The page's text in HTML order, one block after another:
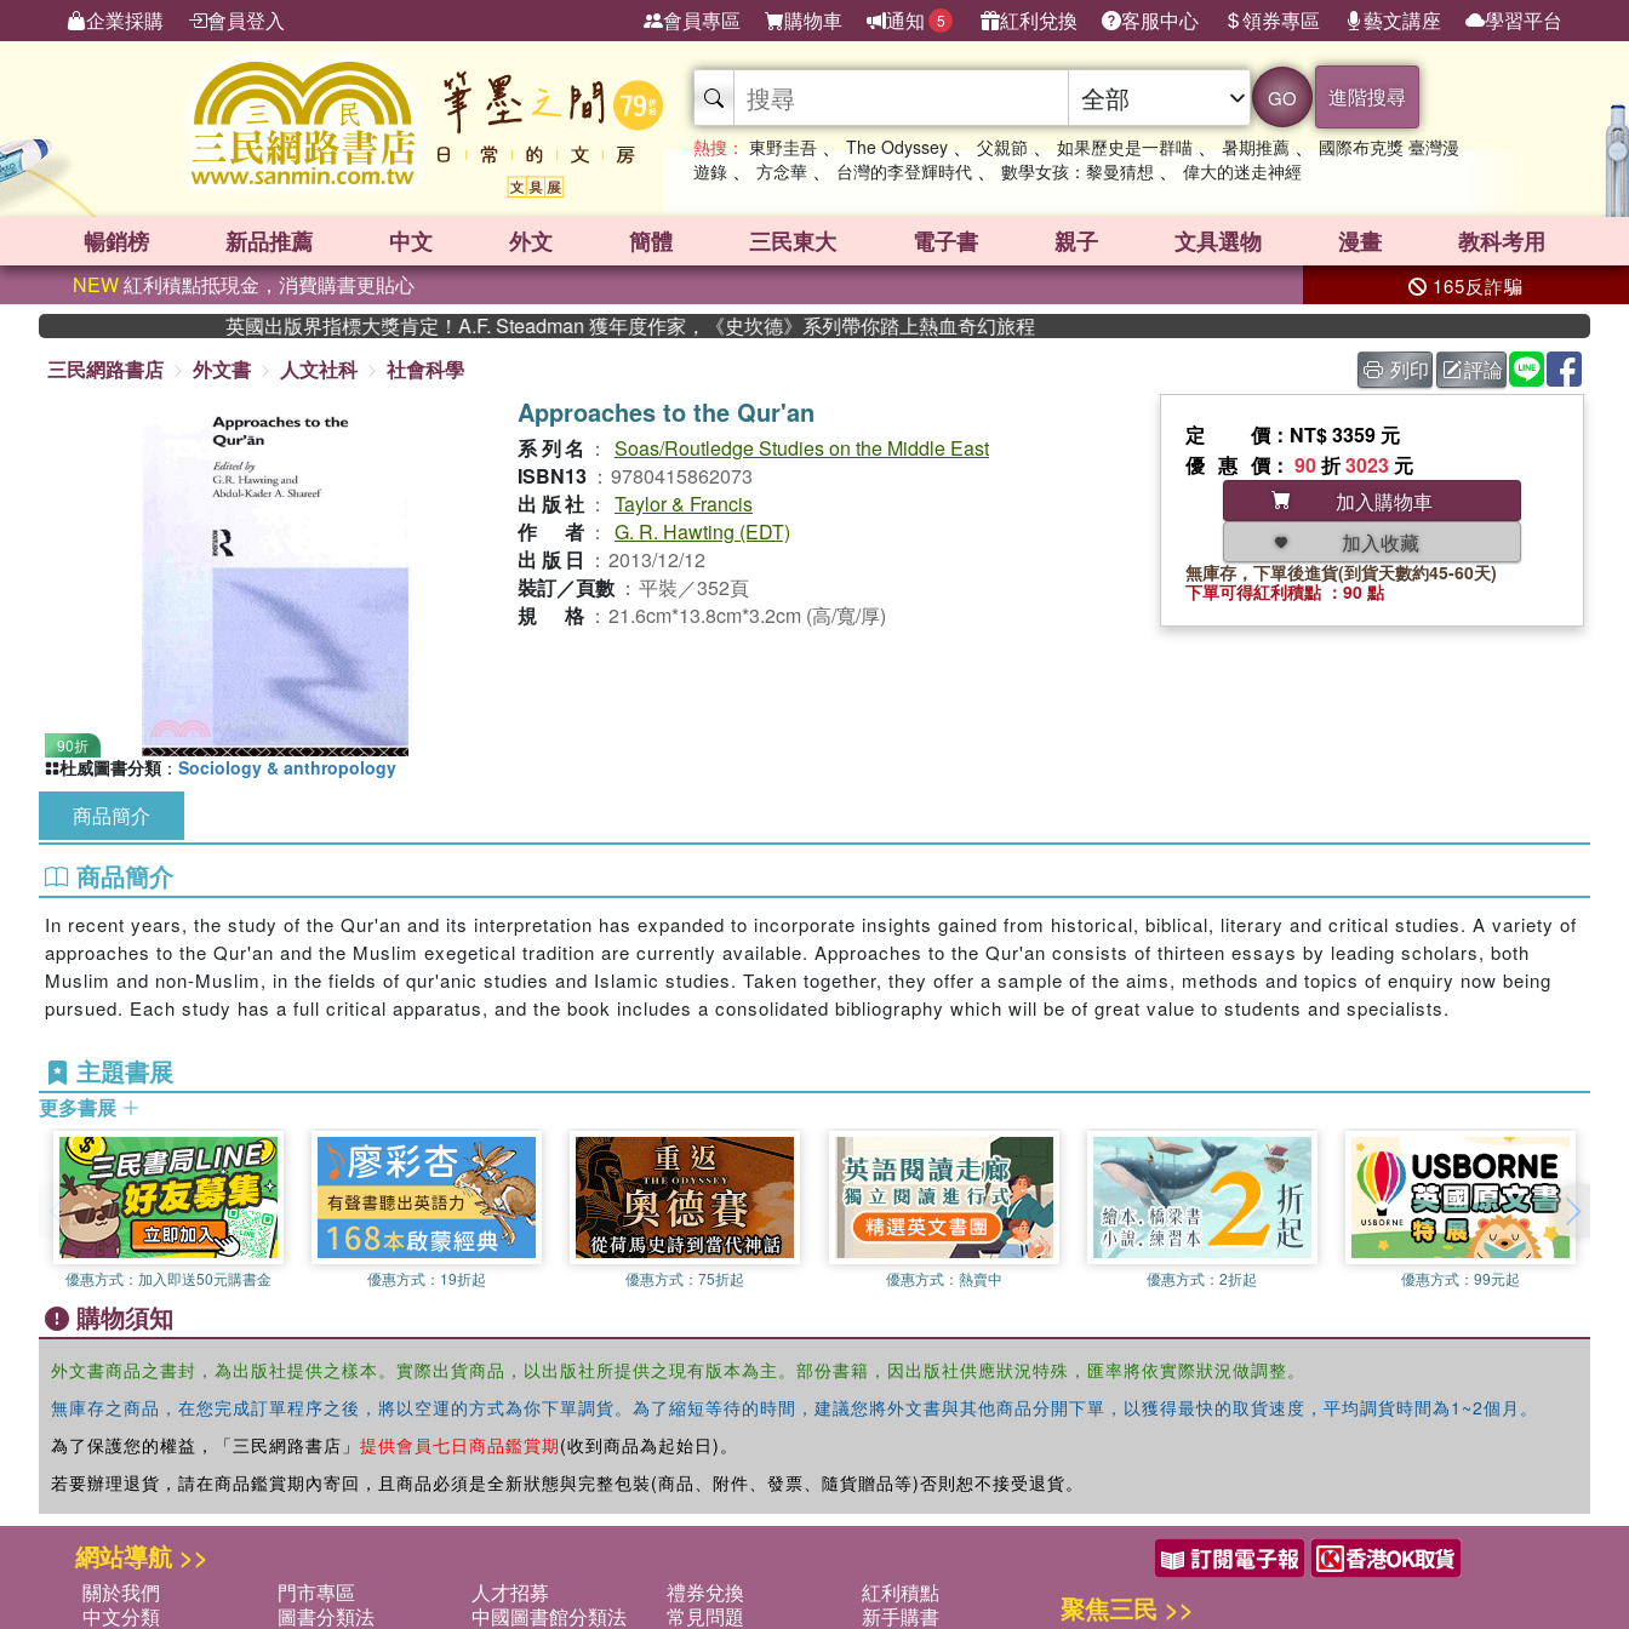
企業採購 會員登入 會員專區 購物車 通知 5 紅利兌換 客服中心 領券專區 藝文講座 學習平台
GO 進階搜尋
熱搜： 東野圭吾 、 The Odyssey 、 父親節 、 如果歷史是一群喵 、 暑期推薦 、 國際布克獎 臺灣漫
遊錄 、 方念華 、 台灣的李登輝時代 、 數學女孩：黎曼猜想 、 偉大的迷走神經
暢銷榜 新品推薦 中文 外文 簡體 三民東大 電子書 親子 文具選物 漫畫 教科考用
NEW紅利積點抵現金，消費購書更貼心 165反詐騙
英國出版界指標大獎肯定！A.F. Steadman 獲年度作家，《史坎德》系列帶你踏上熱血奇幻旅程
三民網路書店
外文書 人文社科 社會科學 列印 評論
90折
Approaches to the Qur'an
系列名 ： Soas/Routledge Studies on the Middle East
ISBN13 ： 9780415862073
出版社 ： Taylor & Francis
作者 ： G. R. Hawting (EDT)
出版日 ： 2013/12/12
裝訂／頁數 ： 平裝／352頁
規格 ： 21.6cm*13.8cm*3.2cm (高/寬/厚)
定價 ：NT$ 3359 元
優惠價 ： 90折3023 元
加入購物車
加入收藏
無庫存，下單後進貨(到貨天數約45-60天)
下單可得紅利積點 ：90 點
杜威圖書分類 ： Sociology & anthropology
商品簡介
商品簡介
In recent years, the study of the Qur'an and its interpretation has expanded to incorporate insights gained from historical, biblical, literary and critical studies. A variety of
approaches to the Qur'an and the Muslim exegetical tradition are currently available. Approaches to the Qur'an consists of thirteen essays by leading scholars, both
Muslim and non-Muslim, in the fields of qur'anic studies and Islamic studies. Taken together, they offer a sample of the aims, methods and topics of enquiry now being
pursued. Each study has a full critical apparatus, and the book includes a consolidated bibliography which will be of great value to students and specialists.
主題書展
更多書展
優惠方式： 加入即送50元購書金 優惠方式： 19折起 優惠方式：75折起 優惠方式： 熱賣中 優惠方式：2折起 優惠方式：99元起
購物須知
外文書商品之書封，為出版社提供之樣本。實際出貨商品，以出版社所提供之現有版本為主。部份書籍，因出版社供應狀況特殊，匯率將依實際狀況做調整。
無庫存之商品，在您完成訂單程序之後，將以空運的方式為你下單調貨。為了縮短等待的時間，建議您將外文書與其他商品分開下單，以獲得最快的取貨速度，平均調貨時間為1~2個月。
為了保護您的權益，「三民網路書店」 提供會員七日商品鑑賞期(收到商品為起始日)。
若要辦理退貨，請在商品鑑賞期內寄回，且商品必須是全新狀態與完整包裝(商品、附件、發票、隨貨贈品等)否則恕不接受退貨。
網站導航 >>
關於我們 門市專區 人才招募 禮券兌換
紅利積點
中文分類
圖書分類法 中國圖書館分類法 常見問題
新手購書
聚焦三民 >>